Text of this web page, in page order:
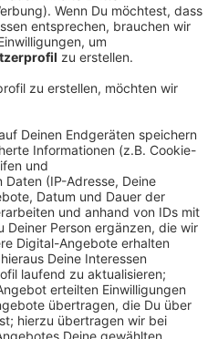
07:15
Schülerinnen und Schüler
haben also im Jahr 2024
besucht“, teilt die
Vergleich zum Jahr 2023
stark erhöht.
Teilnehmerinnen und
Das sind
Energiewelten
Dazu gehören
in Wettringen, die